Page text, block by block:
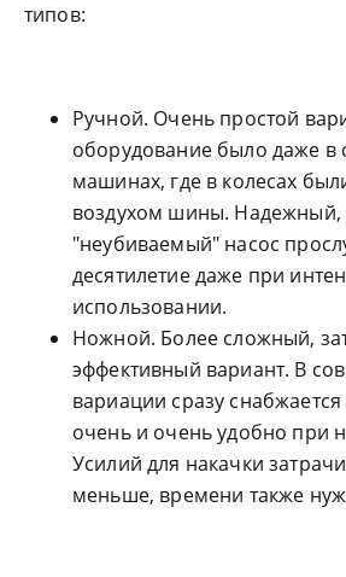
типов:
Ручной. Очень простой
оборудование было даже в
машинах, где в колесах
воздухом шины. Надежный,
"неубиваемый" насос
десятилетие даже при
использовании.
Ножной. Более сложный,
эффективный вариант. В
вариации сразу
очень и очень удобно при
Усилий для накачки
меньше, времени также